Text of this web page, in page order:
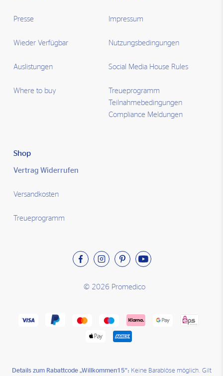
Presse
Wieder Verfügbar
Auslistungen
Where to buy
Impressum
Nutzungsbedingungen
Social Media House Rules
Treueprogramm
Teilnahmebedingungen
Compliance Meldungen
Shop
Vertrag Widerrufen
Versandkosten
Treueprogramm
© 2026 Promedico
Details zum Rabattcode „Willkommen15“: Keine Barablöse möglich. Gilt